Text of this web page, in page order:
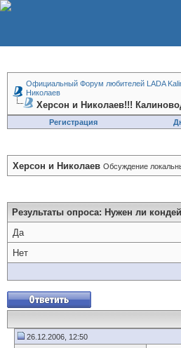
Официальный Форум любителей LADA
Николаев
Херсон и Николаев!!!
Регистрация
Херсон и Николаев Обсуждение
Результаты опроса: Нужен ли
Да
Нет
26.12.2006, 12:50